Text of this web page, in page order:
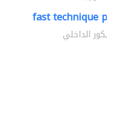
fast technique pre-
الديكور الداخلي